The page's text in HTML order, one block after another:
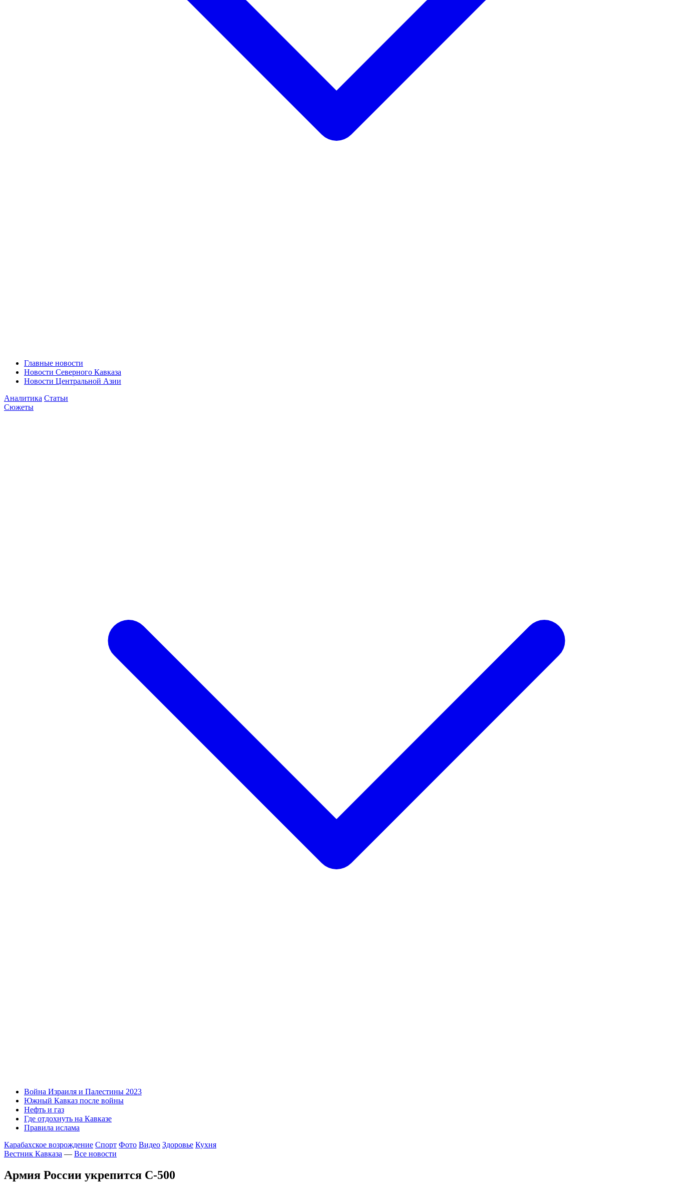
Главные новости
Новости Северного Кавказа
Новости Центральной Азии
Аналитика Статьи
Сюжеты
Война Израиля и Палестины 2023
Южный Кавказ после войны
Нефть и газ
Где отдохнуть на Кавказе
Правила ислама
Карабахское возрождение Спорт Фото Видео Здоровье Кухня
Вестник Кавказа — Все новости
Армия России укрепится С-500